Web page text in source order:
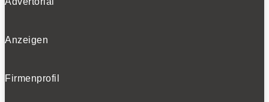
Anzeigen
Firmenprofil